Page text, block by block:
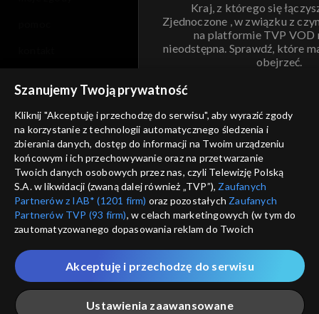
Kraj, z którego się
Zjednoczone , w związku z
na platformie TVP VOD
nieodstępna. Sprawdź, które
obejrzeć.
ANULUJ
informacje o dostawcy usług
Szanujemy Twoją prywatność
Kliknij "Akceptuję i przechodzę do serwisu", aby wyrazić zgody
na korzystanie z technologii automatycznego śledzenia i
zbierania danych, dostęp do informacji na Twoim urządzeniu
końcowym i ich przechowywanie oraz na przetwarzanie
Twoich danych osobowych przez nas, czyli Telewizję Polską
S.A. w likwidacji (zwaną dalej również „TVP”), Zaufanych
Partnerów z IAB* (1201 firm) oraz pozostałych Zaufanych
Partnerów TVP (93 firm), w celach marketingowych (w tym do
zautomatyzowanego dopasowania reklam do Twoich
które wskazujemy poniżej, a także zgody na udostępnianie
przez nas identyfikatora PPID do Google.
Twoje dane osobowe zbierane podczas odwiedzania przez
Ciebie naszych
poszczególnych serwisówzwanych dalej
Ustawienia zaawansowane
Akceptuję i przechodzę do serwisu